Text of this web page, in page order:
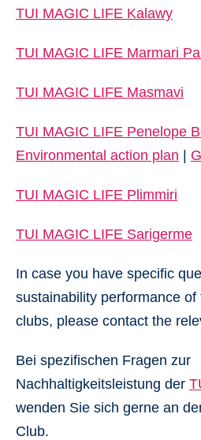
TUI MAGIC LIFE Kalawy
TUI MAGIC LIFE Marmari
TUI MAGIC LIFE Masmavi
TUI MAGIC LIFE Penelope
Environmental action plan |
TUI MAGIC LIFE Plimmiri
TUI MAGIC LIFE Sarigerme
In case you have specific
sustainability performance
clubs, please contact the
Bei spezifischen Fragen zur
Nachhaltigkeitsleistung der
wenden Sie sich gerne an
Club.